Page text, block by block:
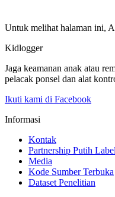
Untuk melihat halaman ini,
Kidlogger
Jaga keamanan anak atau
pelacak ponsel dan alat
Ikuti kami di Facebook
Informasi
Kontak
Partnership Putih
Media
Kode Sumber Terbuka
Dataset Penelitian